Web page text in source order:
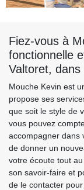
Fiez-vous à
fonctionnelle
Valtoret, dans
Mouche Kevin est
propose ses
que soit le style de
vous pouvez
accompagner dans
de donner un
votre écoute tout
son savoir-faire et
de le contacter pour